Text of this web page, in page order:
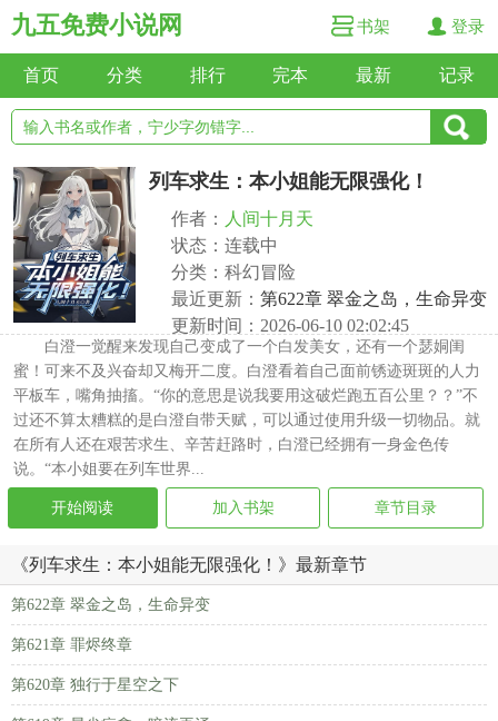
九五免费小说网 书架 登录
首页 分类 排行 完本 最新 记录
列车求生：本小姐能无限强化！
作者：
人间十月天
状态：连载中
分类：科幻冒险
最近更新： 第622章 翠金之岛，生命异变
更新时间：2026-06-10 02:02:45
白澄一觉醒来发现自己变成了一个白发美女，还有一个瑟姛闺
蜜！可来不及兴奋却又梅开二度。白澄看着自己面前锈迹斑斑的人力
平板车，嘴角抽搐。“你的意思是说我要用这破烂跑五百公里？？”不
过还不算太糟糕的是白澄自带天赋，可以通过使用升级一切物品。就
在所有人还在艰苦求生、辛苦赶路时，白澄已经拥有一身金色传
说。“本小姐要在列车世界...
开始阅读 加入书架 章节目录
《列车求生：本小姐能无限强化！》最新章节
第622章 翠金之岛，生命异变
第621章 罪烬终章
第620章 独行于星空之下